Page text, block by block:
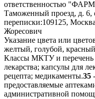
ответственностью
Таможенный проезд, д. 6,
переписки:109125,
Жоресович
Указание цвета или
желтый, голубой,
Классы МКТУ и перечень
лекарства; капсулы для
рецепта; медикаменты.35
предоставляемые
административной